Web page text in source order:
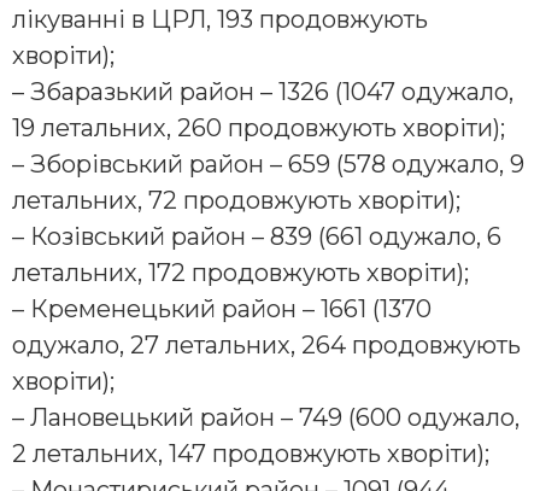
лікуванні в ЦРЛ, 193 продовжують
хворіти);
– Збаразький район – 1326 (1047 одужало,
19 летальних, 260 продовжують хворіти);
– Зборівський район – 659 (578 одужало, 9
летальних, 72 продовжують хворіти);
– Козівський район – 839 (661 одужало, 6
летальних, 172 продовжують хворіти);
– Кременецький район – 1661 (1370
одужало, 27 летальних, 264 продовжують
хворіти);
– Лановецький район – 749 (600 одужало,
2 летальних, 147 продовжують хворіти);